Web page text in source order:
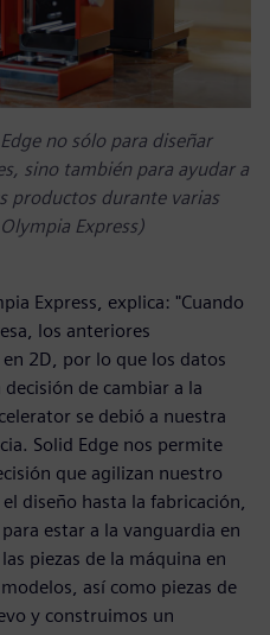
no sólo para diseñar
sino también para ayudar a
productos durante varias
Express)
Express, explica: "Cuando
los anteriores
2D, por lo que los datos
de cambiar a la
se debió a nuestra
Solid Edge nos permite
que agilizan nuestro
diseño hasta la fabricación,
estar a la vanguardia en
piezas de la máquina en
así como piezas de
y construimos un